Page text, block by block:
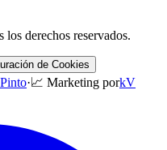
los derechos reservados.
de Cookies
·📈 Marketing porkV